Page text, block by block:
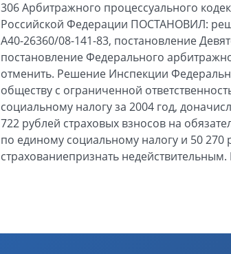
306 Арбитражного процессуального
Российской Федерации ПОСТАНОВИЛ:
А40-26360/08-141-83, постановление
постановление Федерального
отменить. Решение Инспекции
обществу с ограниченной
социальному налогу за 2004 год,
722 рублей страховых взносов на
по единому социальному налогу и 50
страхованиепризнать